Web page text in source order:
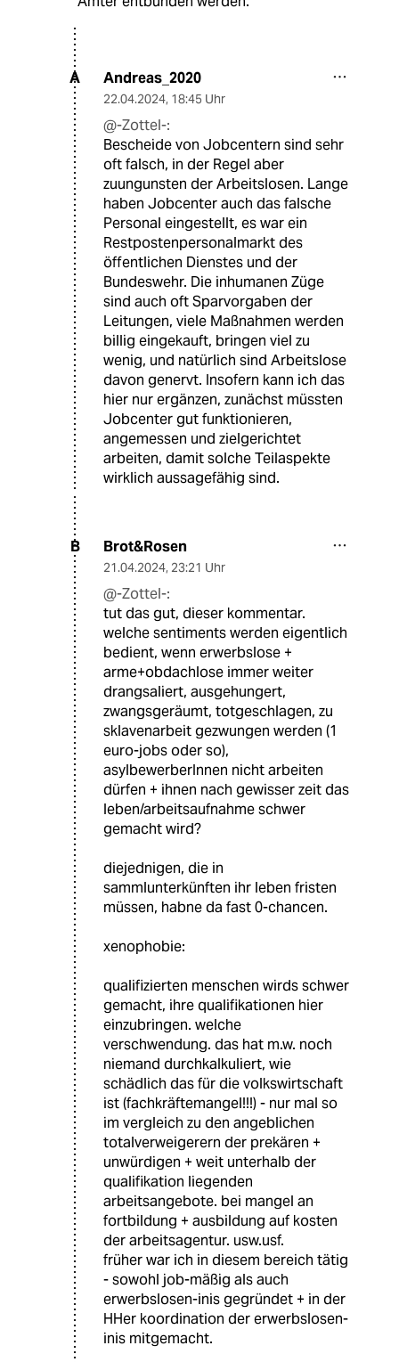
A Andreas_2020
22.04.2024, 18:45 Uhr
@-Zottel-:
Bescheide von Jobcentern sind sehr
oft falsch, in der Regel aber
zuungunsten der Arbeitslosen. Lange
haben Jobcenter auch das falsche
Personal eingestellt, es war ein
Restpostenpersonalmarkt des
öffentlichen Dienstes und der
Bundeswehr. Die inhumanen Züge
sind auch oft Sparvorgaben der
Leitungen, viele Maßnahmen werden
billig eingekauft, bringen viel zu
wenig, und natürlich sind Arbeitslose
davon genervt. Insofern kann ich das
hier nur ergänzen, zunächst müssten
Jobcenter gut funktionieren,
angemessen und zielgerichtet
arbeiten, damit solche Teilaspekte
wirklich aussagefähig sind.
B Brot&Rosen
21.04.2024, 23:21 Uhr
@-Zottel-:
tut das gut, dieser kommentar.
welche sentiments werden eigentlich
bedient, wenn erwerbslose +
arme+obdachlose immer weiter
drangsaliert, ausgehungert,
zwangsgeräumt, totgeschlagen, zu
sklavenarbeit gezwungen werden (1
euro-jobs oder so),
asylbewerberInnen nicht arbeiten
dürfen + ihnen nach gewisser zeit das
leben/arbeitsaufnahme schwer
gemacht wird?
diejednigen, die in
sammlunterkünften ihr leben fristen
müssen, habne da fast 0-chancen.
xenophobie:
qualifizierten menschen wirds schwer
gemacht, ihre qualifikationen hier
einzubringen. welche
verschwendung. das hat m.w. noch
niemand durchkalkuliert, wie
schädlich das für die volkswirtschaft
ist (fachkräftemangel!!!) - nur mal so
im vergleich zu den angeblichen
totalverweigerern der prekären +
unwürdigen + weit unterhalb der
qualifikation liegenden
arbeitsangebote. bei mangel an
fortbildung + ausbildung auf kosten
der arbeitsagentur. usw.usf.
früher war ich in diesem bereich tätig
- sowohl job-mäßig als auch
erwerbslosen-inis gegründet + in der
HHer koordination der erwerbslosen-
inis mitgemacht.